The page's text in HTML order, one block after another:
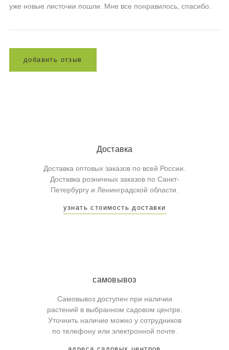
уже новые листочки пошли. Мне все понравилось, спасибо.
доба вит ь отз ыв
Доставка
Доставка оптовых заказов по всей России.
Доставка розничных заказов по Санкт-
Петербургу и Ленинградской области.
узнать стоимость доставки
самовывоз
Самовывоз доступен при наличии
растений в выбранном садовом центре.
Уточнить наличие можно у сотрудников
по телефону или электронной почте.